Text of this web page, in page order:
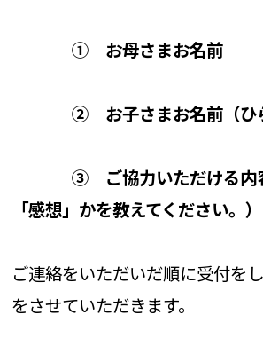
① お母さまお名前
② お子さまお名前（ひ
③ ご協力いただける
「感想」かを教えてください。）
ご連絡をいただいだ順に受付を
をさせていただきます。